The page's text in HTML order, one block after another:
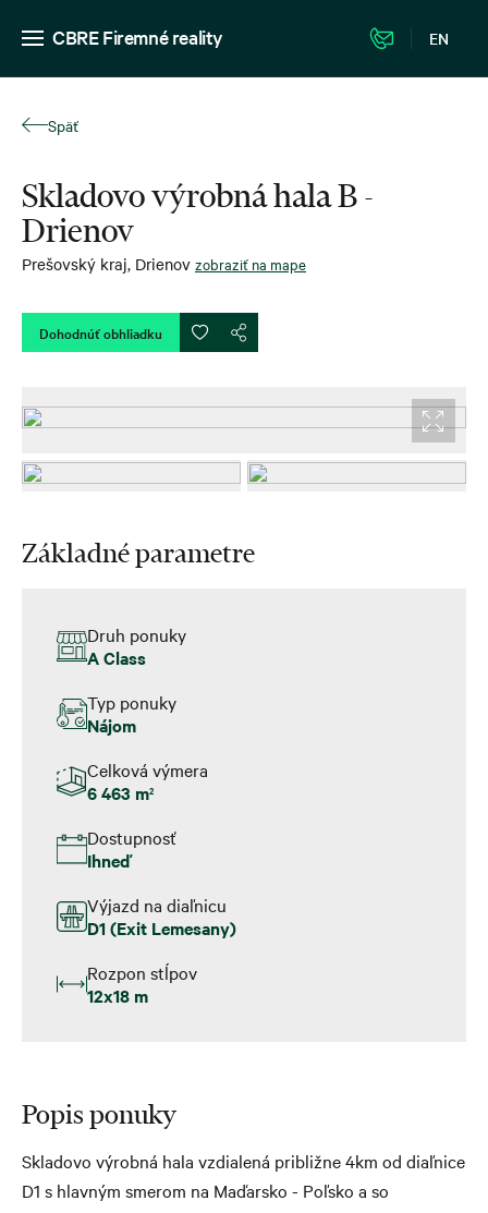
CBRE Firemné reality EN
Späť
Skladovo výrobná hala B -
Drienov
Prešovský kraj, Drienov zobraziť na mape
Dohodnúť obhliadku
Základné parametre
Druh ponuky
A Class
Typ ponuky
Nájom
Celková výmera
6 463 m2
Dostupnosť
Ihneď
Výjazd na diaľnicu
D1 (Exit Lemesany)
Rozpon stĺpov
12x18 m
Popis ponuky
Skladovo výrobná hala vzdialená približne 4km od diaľnice
D1 s hlavným smerom na Maďarsko - Poľsko a so